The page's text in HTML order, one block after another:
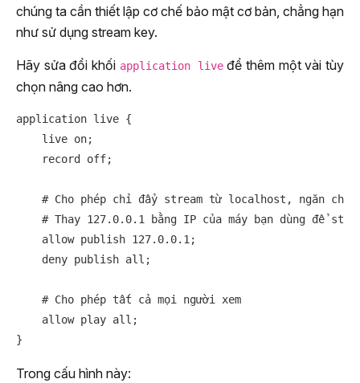
chúng ta cần thiết lập cơ chế bảo mật cơ bản, chẳng hạn
như sử dụng stream key.
Hãy sửa đổi khối application liveđể thêm một vài tùy
chọn nâng cao hơn.
application live {
    live on;
    record off;
# Cho phép chỉ đẩy stream từ localhost, ngăn
# Thay 127.0.0.1 bằng IP của máy bạn dùng để
    allow publish 127.0.0.1;
    deny publish all;
    # Cho phép tất cả mọi người xem
    allow play all;
Trong cấu hình này: